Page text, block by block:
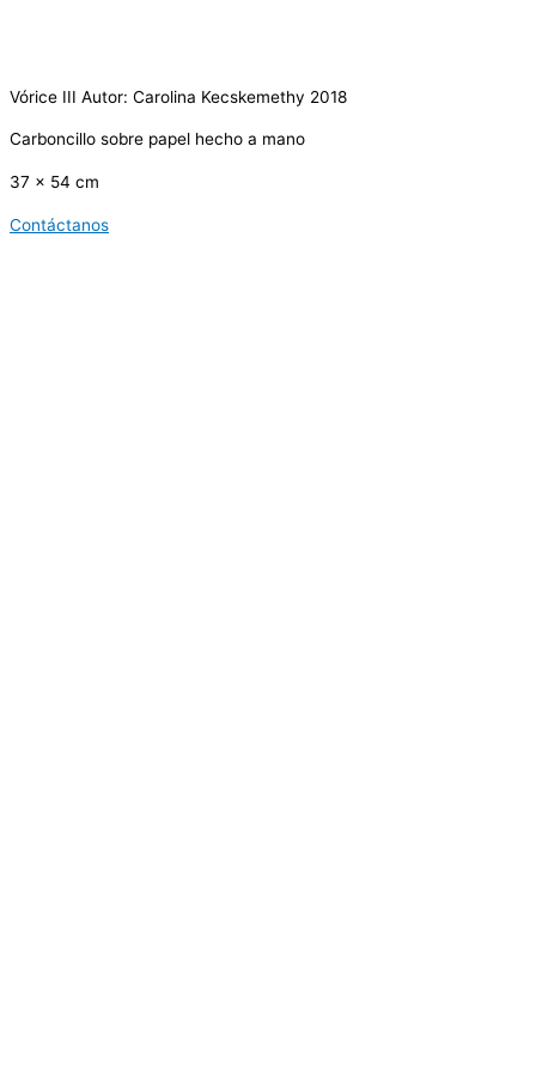
Vórice III Autor: Carolina Kecskemethy 2018
Carboncillo sobre papel hecho a mano
37 x 54 cm
Contáctanos